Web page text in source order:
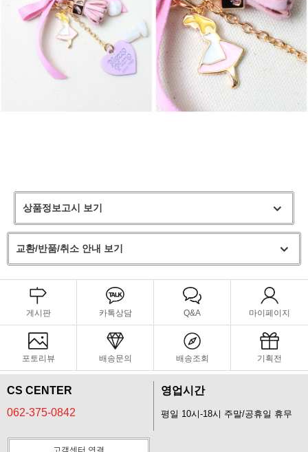
상품정보고시 보기
교환/반품/취소 안내 보기
게시판 카톡상담 Q&A 마이페이지
포토리뷰 배송문의 배송조회 기획전
CS CENTER
062-375-0842
영업시간
평일 10시-18시 주말/공휴일 휴무
고객센터 연결